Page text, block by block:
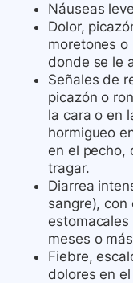
Náuseas
Dolor,
moretones
donde se le
Señales de
picazón o
la cara o en
hormigueo
en el pecho,
tragar.
Diarrea
sangre), con
meses o
Fiebre,
dolores en